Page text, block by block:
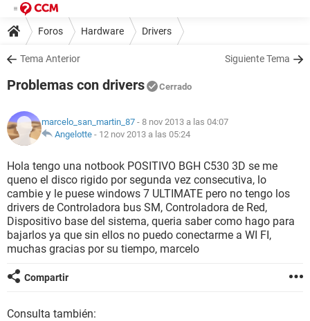
Foros Hardware Drivers
Tema Anterior Siguiente Tema
Problemas con drivers Cerrado
marcelo_san_martin_87 - 8 nov 2013 a las 04:07
Angelotte - 12 nov 2013 a las 05:24
Hola tengo una notbook POSITIVO BGH C530 3D se me
queno el disco rigido por segunda vez consecutiva, lo
cambie y le puese windows 7 ULTIMATE pero no tengo los
drivers de Controladora bus SM, Controladora de Red,
Dispositivo base del sistema, queria saber como hago para
bajarlos ya que sin ellos no puedo conectarme a WI FI,
muchas gracias por su tiempo, marcelo
Compartir
Consulta también: